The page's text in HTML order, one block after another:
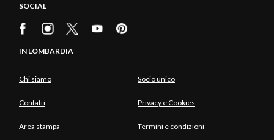
SOCIAL
IN LOMBARDIA
Chi siamo Socio unico
Contatti Privacy e Cookies
Area stampa Termini e condizioni